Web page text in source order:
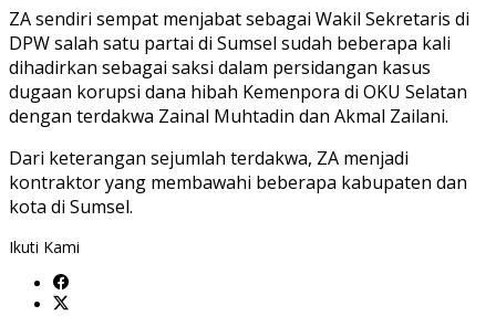
ZA sendiri sempat menjabat sebagai Wakil Sekretaris di
DPW salah satu partai di Sumsel sudah beberapa kali
dihadirkan sebagai saksi dalam persidangan kasus
dugaan korupsi dana hibah Kemenpora di OKU Selatan
dengan terdakwa Zainal Muhtadin dan Akmal Zailani.
Dari keterangan sejumlah terdakwa, ZA menjadi
kontraktor yang membawahi beberapa kabupaten dan
kota di Sumsel.
Ikuti Kami